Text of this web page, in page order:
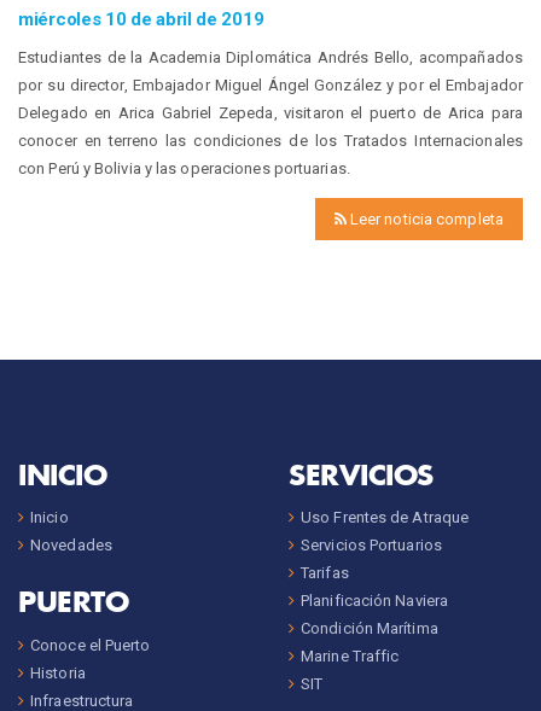
miércoles 10 de abril de 2019
Estudiantes de la Academia Diplomática Andrés Bello, acompañados
por su director, Embajador Miguel Ángel González y por el Embajador
Delegado en Arica Gabriel Zepeda, visitaron el puerto de Arica para
conocer en terreno las condiciones de los Tratados Internacionales
con Perú y Bolivia y las operaciones portuarias.
Leer noticia completa
INICIO
Inicio
Novedades
PUERTO
Conoce el Puerto
Historia
Infraestructura
SERVICIOS
Uso Frentes de Atraque
Servicios Portuarios
Tarifas
Planificación Naviera
Condición Marítima
Marine Traffic
SIT